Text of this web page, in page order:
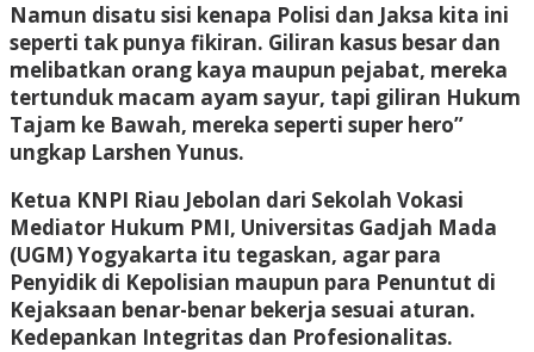
Namun disatu sisi kenapa Polisi dan Jaksa kita ini
seperti tak punya fikiran. Giliran kasus besar dan
melibatkan orang kaya maupun pejabat, mereka
tertunduk macam ayam sayur, tapi giliran Hukum
Tajam ke Bawah, mereka seperti super hero”
ungkap Larshen Yunus.
Ketua KNPI Riau Jebolan dari Sekolah Vokasi
Mediator Hukum PMI, Universitas Gadjah Mada
(UGM) Yogyakarta itu tegaskan, agar para
Penyidik di Kepolisian maupun para Penuntut di
Kejaksaan benar-benar bekerja sesuai aturan.
Kedepankan Integritas dan Profesionalitas.